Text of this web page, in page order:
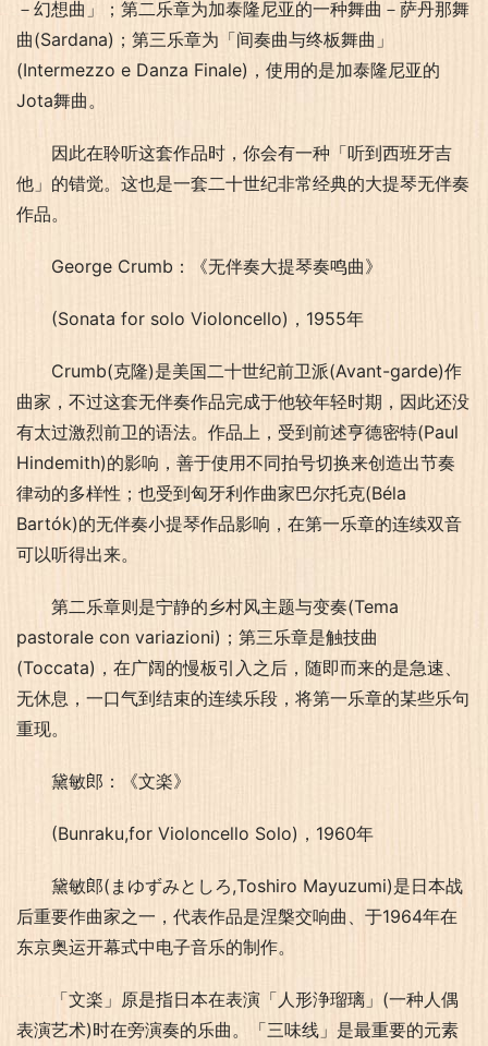
－幻想曲」；第二乐章为加泰隆尼亚的一种舞曲－萨丹那舞
曲(Sardana)；第三乐章为「间奏曲与终板舞曲」
(Intermezzo e Danza Finale)，使用的是加泰隆尼亚的
Jota舞曲。
因此在聆听这套作品时，你会有一种「听到西班牙吉
他」的错觉。这也是一套二十世纪非常经典的大提琴无伴奏
作品。
George Crumb：《无伴奏大提琴奏鸣曲》
(Sonata for solo Violoncello)，1955年
Crumb(克隆)是美国二十世纪前卫派(Avant-garde)作
曲家，不过这套无伴奏作品完成于他较年轻时期，因此还没
有太过激烈前卫的语法。作品上，受到前述亨德密特(Paul
Hindemith)的影响，善于使用不同拍号切换来创造出节奏
律动的多样性；也受到匈牙利作曲家巴尔托克(Béla
Bartók)的无伴奏小提琴作品影响，在第一乐章的连续双音
可以听得出来。
第二乐章则是宁静的乡村风主题与变奏(Tema
pastorale con variazioni)；第三乐章是触技曲
(Toccata)，在广阔的慢板引入之后，随即而来的是急速、
无休息，一口气到结束的连续乐段，将第一乐章的某些乐句
重现。
黛敏郎：《文楽》
(Bunraku,for Violoncello Solo)，1960年
黛敏郎(まゆずみとしろ,Toshiro Mayuzumi)是日本战
后重要作曲家之一，代表作品是涅槃交响曲、于1964年在
东京奥运开幕式中电子音乐的制作。
「文楽」原是指日本在表演「人形浄瑠璃」(一种人偶
表演艺术)时在旁演奏的乐曲。「三味线」是最重要的元素